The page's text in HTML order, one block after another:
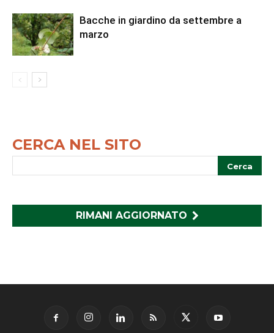
Bacche in giardino da settembre a
marzo
CERCA NEL SITO
RIMANI AGGIORNATO